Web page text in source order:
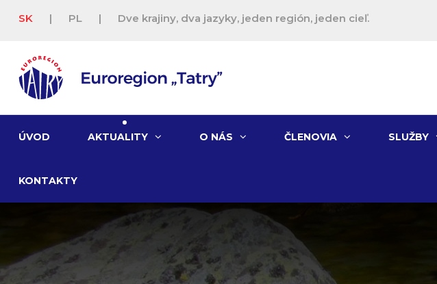
SK | PL | Dve krajiny, dva jazyky, jeden región, jeden cieľ.
ÚVOD AKTUALITY O NÁS ČLENOVIA SLUŽBY
KONTAKTY